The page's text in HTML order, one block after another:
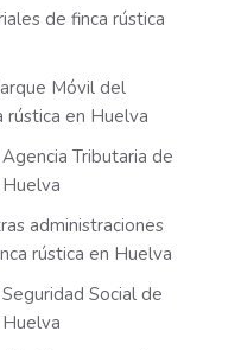
de finca rústica
Móvil del
rústica en Huelva
Tributaria de
administraciones
rústica en Huelva
Social de